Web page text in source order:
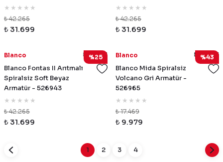
₺ 42.265
₺ 31.699
₺ 42.265
₺ 31.699
%25
Blanco 526943
Blanco Fontas II Arıtmalı
Spiralsiz Soft Beyaz
Armatür - 526943
₺ 42.265
₺ 31.699
%43
Blanco 526965
Blanco Mida Spiralsiz
Volcano Gri Armatür -
526965
₺ 17.469
₺ 9.979
1 2 3 4